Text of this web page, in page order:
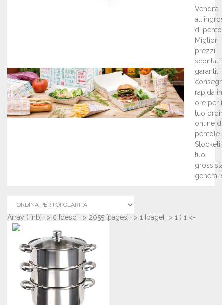
Vendita
di
Migliori
prezzi
scontati
garantiti
rapida
ore per
tuo
online di
pentole
tuo
Array ( [nb] => 0 [desc] => 2055 [pages] => 1 [page] => 1 ) 1 <-